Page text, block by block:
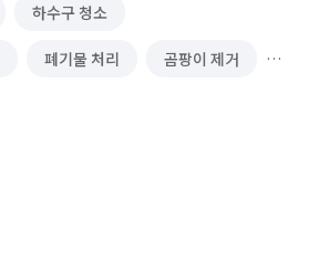
하수구 청소
폐기물 처리 곰팡이 제거